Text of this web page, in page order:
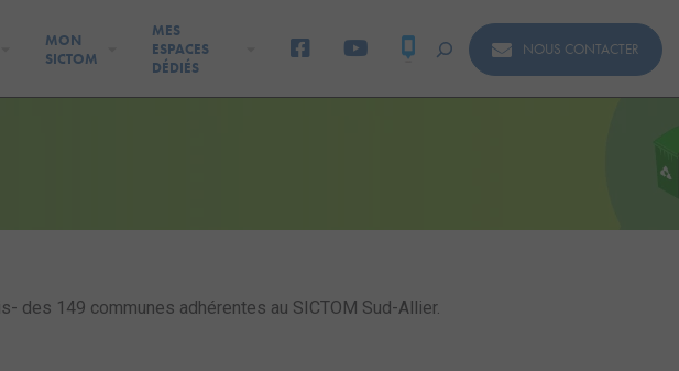
MON
SICTOM
MES
ESPACES
DÉDIÉS
NOUS CONTACTER
des 149 communes adhérentes au SICTOM Sud-Allier.